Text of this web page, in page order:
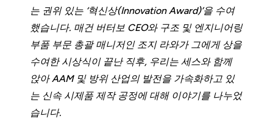
는 권위 있는 ‘혁신상(Innovation Award)’을 수여
했습니다. 매건 버터보 CEO와 구조 및 엔지니어링
부품 부문 총괄 매니저인 조지 라와가 그에게 상을
수여한 시상식이 끝난 직후, 우리는 세스와 함께
앉아 AAM 및 방위 산업의 발전을 가속화하고 있
는 신속 시제품 제작 공정에 대해 이야기를 나누었
습니다.